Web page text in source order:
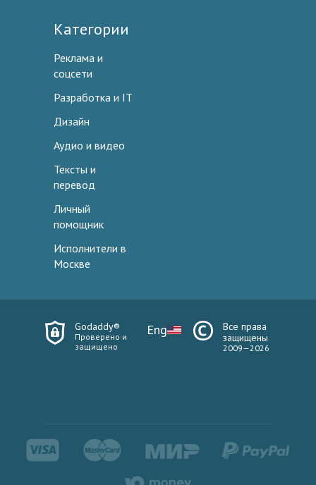
Категории
Реклама и
соцсети
Разработка и IT
Дизайн
Аудио и видео
Тексты и
перевод
Личный
помощник
Исполнители в
Москве
Godaddy®
Проверено и
защищено
Eng
Все права
защищены
2009—2026